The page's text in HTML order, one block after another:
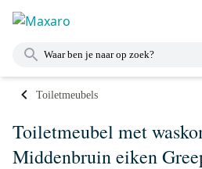
Toiletmeubels
Toiletmeubel met
Middenbruin eiken